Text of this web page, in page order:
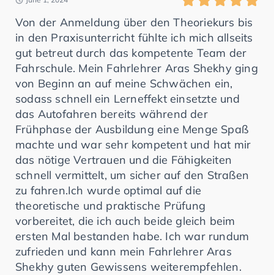
Von der Anmeldung über den Theoriekurs bis
in den Praxisunterricht fühlte ich mich allseits
gut betreut durch das kompetente Team der
Fahrschule. Mein Fahrlehrer Aras Shekhy ging
von Beginn an auf meine Schwächen ein,
sodass schnell ein Lerneffekt einsetzte und
das Autofahren bereits während der
Frühphase der Ausbildung eine Menge Spaß
machte und war sehr kompetent und hat mir
das nötige Vertrauen und die Fähigkeiten
schnell vermittelt, um sicher auf den Straßen
zu fahren.Ich wurde optimal auf die
theoretische und praktische Prüfung
vorbereitet, die ich auch beide gleich beim
ersten Mal bestanden habe. Ich war rundum
zufrieden und kann mein Fahrlehrer Aras
Shekhy guten Gewissens weiterempfehlen.